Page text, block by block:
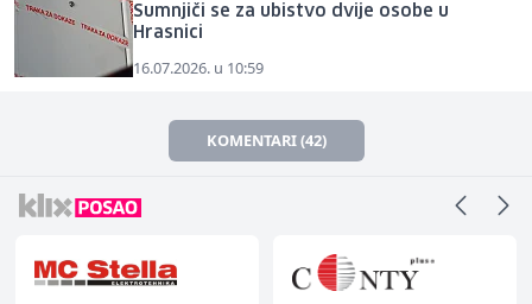
Sumnjiči se za ubistvo dvije osobe u
Hrasnici
16.07.2026. u 10:59
KOMENTARI (42)